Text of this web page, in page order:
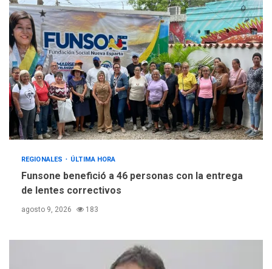
REGIONALES ÚLTIMA HORA
Funsone benefició a 46 personas con la entrega
de lentes correctivos
agosto 9, 2026 183